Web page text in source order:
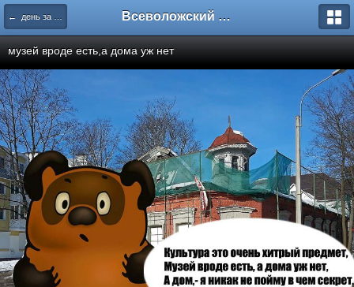
← день за днем Всеволожский форум
музей вроде есть,а дома уж нет